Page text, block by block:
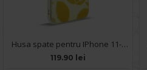
Husa spate pentru IPhone 11- Happy case
119.90 lei